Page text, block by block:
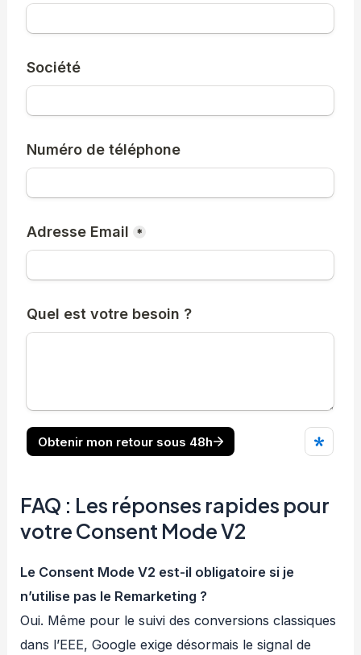
FAQ : Les réponses rapides pour
votre Consent Mode V2
Le Consent Mode V2 est-il obligatoire si je
n’utilise pas le Remarketing ?
Oui. Même pour le suivi des conversions classiques
dans l’EEE, Google exige désormais le signal de